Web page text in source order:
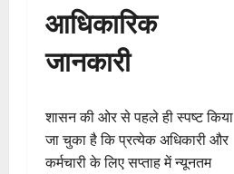
आधिकारिक
जानकारी
शासन की ओर से पहले ही स्पष्ट किया
जा चुका है कि प्रत्येक अधिकारी और
कर्मचारी के लिए सप्ताह में न्यूनतम